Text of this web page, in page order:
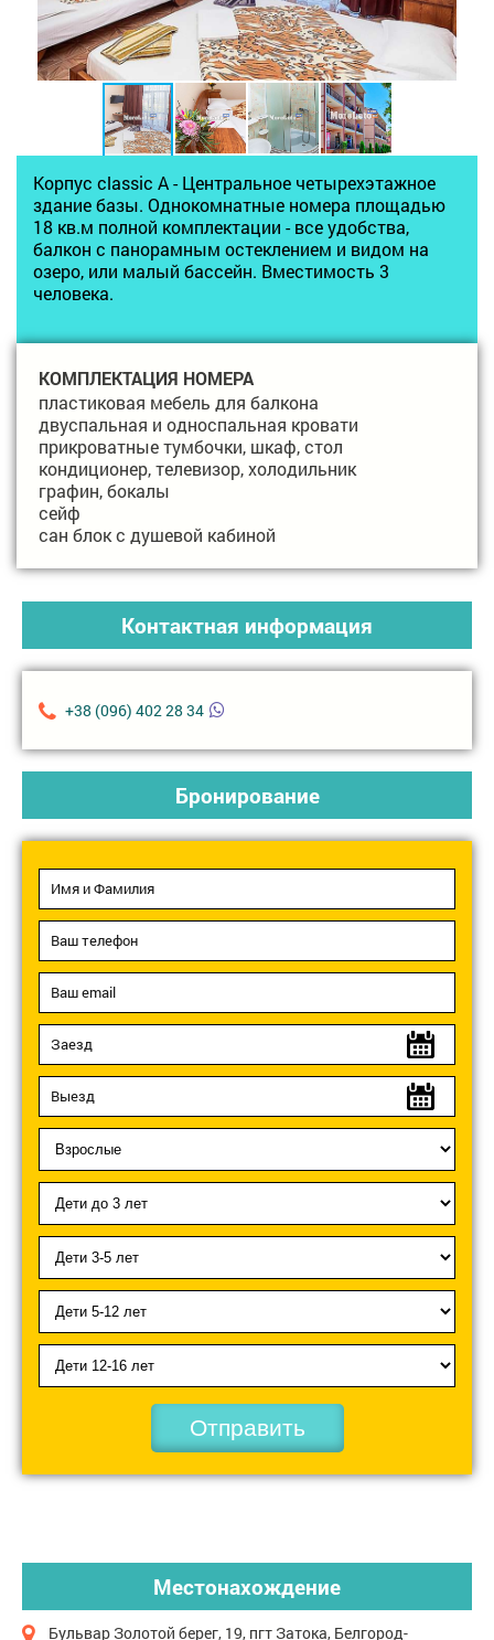
Корпус сlassic A - Центральное четырехэтажное
здание базы. Однокомнатные номера площадью
18 кв.м полной комплектации - все удобства,
балкон с панорамным остеклением и видом на
озеро, или малый бассейн. Вместимость 3
человека.
КОМПЛЕКТАЦИЯ НОМЕРА
пластиковая мебель для балкона
двуспальная и односпальная кровати
прикроватные тумбочки, шкаф, стол
кондиционер, телевизор, холодильник
графин, бокалы
сейф
сан блок с душевой кабиной
Местонахождение
Бульвар Золотой берег, 19, пгт Затока, Белгород-
Контактная информация
+38 (096) 402 28 34
Бронирование
Отправить